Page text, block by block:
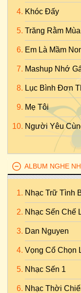
Khóc Đấy
Trăng Rằm
Em Là Mầm
Mashup Nhớ
Lục Bình Đơn
Mẹ Tôi
Người Yêu
ALBUM NGHE
Nhạc Trữ Tình
Nhạc Sến Chế
Dan Nguyen
Vọng Cổ Chọn
Nhạc Sến 1
Nhạc Thời